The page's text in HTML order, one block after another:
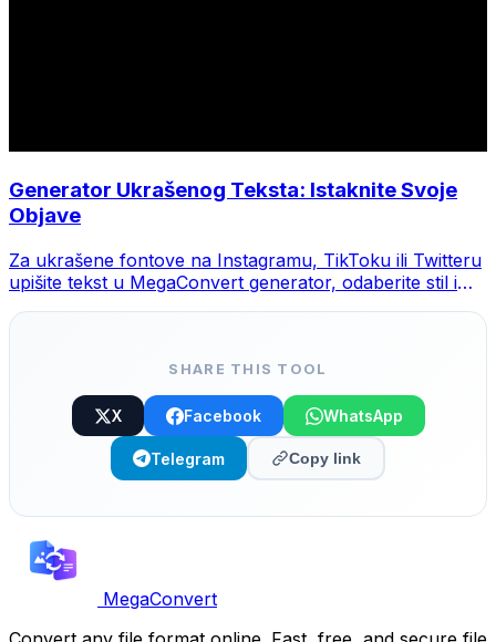
Generator Ukrašenog Teksta: Istaknite Svoje
Objave
Za ukrašene fontove na Instagramu, TikToku ili Twitteru
upišite tekst u MegaConvert generator, odaberite stil i
SHARE THIS TOOL
X Facebook WhatsApp
Telegram Copy link
MegaConvert